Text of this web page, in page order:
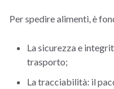
Per spedire alimenti, è
La sicurezza e
trasporto;
La tracciabilità: il